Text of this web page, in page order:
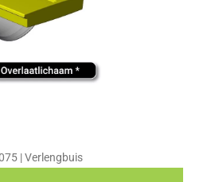
| Verlengbuis